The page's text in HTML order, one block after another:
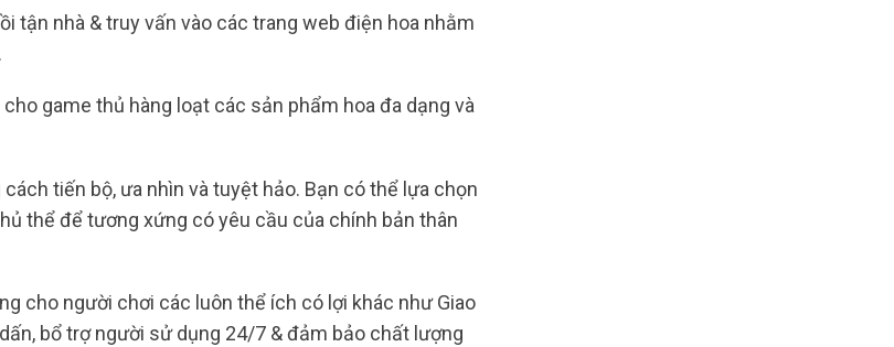
tận nhà & truy vấn vào các trang web điện hoa nhằm
game thủ hàng loạt các sản phẩm hoa đa dạng và
tiến bộ, ưa nhìn và tuyệt hảo. Bạn có thể lựa chọn
thể để tương xứng có yêu cầu của chính bản thân
cho người chơi các luôn thể ích có lợi khác như Giao
bổ trợ người sử dụng 24/7 & đảm bảo chất lượng